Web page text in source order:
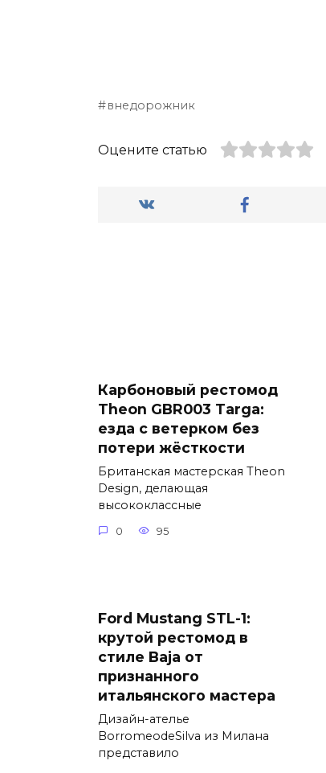
внедорожник
Оцените статью
Карбоновый рестомод
Theon GBR003 Targa:
езда с ветерком без
потери жёсткости
Британская мастерская Theon
Design, делающая
высококлассные
0 95
Ford Mustang STL-1:
крутой рестомод в
стиле Baja от
признанного
итальянского мастера
Дизайн-ателье
BorromeodeSilva из Милана
представило